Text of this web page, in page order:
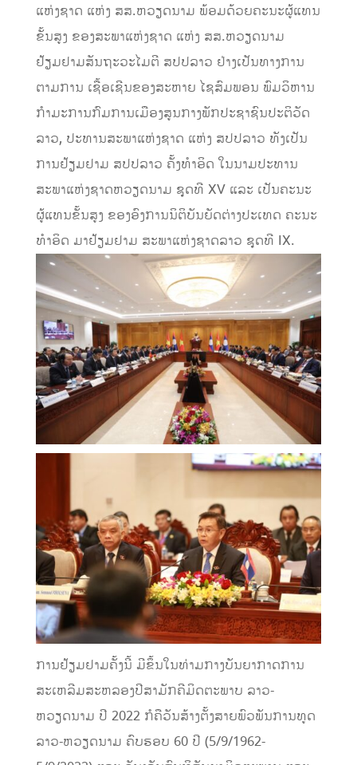
ແຫ່ງຊາດ ແຫ່ງ ສສ.ຫວຽດນາມ ພ້ອມດ້ວຍຄະນະຜູ້ແທນ
ຂັ້ນສູງ ຂອງສະພາແຫ່ງຊາດ ແຫ່ງ ສສ.ຫວຽດນາມ
ຢ້ຽມຢາມສັນຖະວະໄມຕີ ສປປລາວ ຢ່າງເປັນທາງການ
ຕາມການ ເຊື້ອເຊີນຂອງສະຫາຍ ໄຊສົມພອນ ພົມວິຫານ
ກໍາມະການກົມການເມືອງສູນກາງພັກປະຊາຊົນປະຕິວັດ
ລາວ, ປະທານສະພາແຫ່ງຊາດ ແຫ່ງ ສປປລາວ ທັງເປັນ
ການຢ້ຽມຢາມ ສປປລາວ ຄັ້ງທໍາອິດ ໃນນາມປະທານ
ສະພາແຫ່ງຊາດຫວຽດນາມ ຊຸດທີ XV ແລະ ເປັນຄະນະ
ຜູ້ແທນຂັ້ນສູງ ຂອງອົງການນິຕິບັນຍັດຕ່າງປະເທດ ຄະນະ
ທໍາອິດ ມາຢ້ຽມຢາມ ສະພາແຫ່ງຊາດລາວ ຊຸດທີ IX.
ການຢ້ຽມຢາມຄັ້ງນີ້ ມີຂຶ້ນໃນທ່າມກາງບັນຍາກາດການ
ສະເຫລີມສະຫລອງປີສາມັກຄີມິດຕະພາບ ລາວ-
ຫວຽດນາມ ປີ 2022 ກໍຄືວັນສ້າງຕັ້ງສາຍພົວພັນການທູດ
ລາວ-ຫວຽດນາມ ຄົບຮອບ 60 ປີ (5/9/1962-